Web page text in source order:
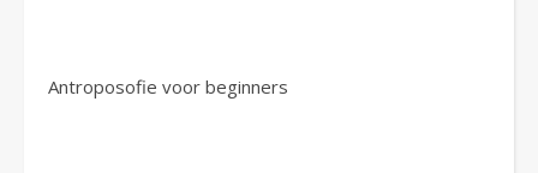
Antroposofie voor beginners